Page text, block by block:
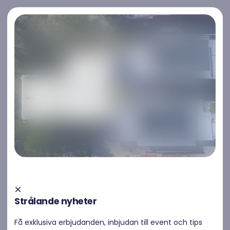
Kontakta oss
Kontakta oss
Solen kan rädda dig från elprischocken
Strålande nyheter
Få exklusiva erbjudanden, inbjudan till event och tips